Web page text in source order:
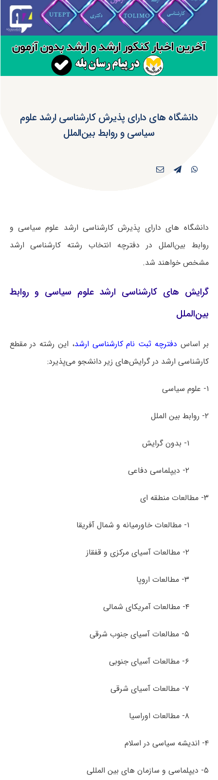
دانشگاه های دارای پذیرش کارشناسی ارشد علوم
سیاسی و روابط بین‌الملل
دانشگاه های دارای پذیرش کارشناسی ارشد علوم سیاسی و
روابط بین‌الملل در دفترچه انتخاب رشته کارشناسی ارشد
مشخص خواهند شد.
گرایش های کارشناسی ارشد علوم سیاسی و روابط
بین‌الملل
بر اساس دفترچه ثبت نام کارشناسی ارشد، این رشته در مقطع
کارشناسی ارشد در گرایش‌های زیر دانشجو می‌پذیرد:
۱- علوم سیاسی
۲- روابط بین ­الملل
۱- بدون گرایش
۲- دیپلماسی دفاعی
۳- مطالعات منطقه ­ای
۱- مطالعات خاورمیانه و شمال آفریقا
۲- مطالعات آسیای مرکزی و قفقاز
۳- مطالعات اروپا
۴- مطالعات آمریکای شمالی
۵- مطالعات آسیای جنوب شرقی
۶- مطالعات آسیای جنوبی
۷- مطالعات آسیای شرقی
۸- مطالعات اوراسیا
۴- اندیشه سیاسی در اسلام
۵- دیپلماسی و سازمان­ های بین ­المللی